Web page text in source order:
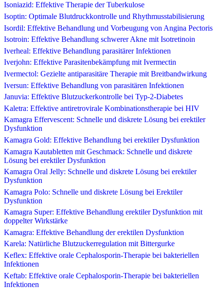
Isoniazid: Effektive Therapie der Tuberkulose
Isoptin: Optimale Blutdruckkontrolle und Rhythmusstabilisierung
Isordil: Effektive Behandlung und Vorbeugung von Angina Pectoris
Isotroin: Effektive Behandlung schwerer Akne mit Isotretinoin
Iverheal: Effektive Behandlung parasitärer Infektionen
Iverjohn: Effektive Parasitenbekämpfung mit Ivermectin
Ivermectol: Gezielte antiparasitäre Therapie mit Breitbandwirkung
Iversun: Effektive Behandlung von parasitären Infektionen
Januvia: Effektive Blutzuckerkontrolle bei Typ-2-Diabetes
Kaletra: Effektive antiretrovirale Kombinationstherapie bei HIV
Kamagra Effervescent: Schnelle und diskrete Lösung bei erektiler
Dysfunktion
Kamagra Gold: Effektive Behandlung bei erektiler Dysfunktion
Kamagra Kautabletten mit Geschmack: Schnelle und diskrete
Lösung bei erektiler Dysfunktion
Kamagra Oral Jelly: Schnelle und diskrete Lösung bei erektiler
Dysfunktion
Kamagra Polo: Schnelle und diskrete Lösung bei Erektiler
Dysfunktion
Kamagra Super: Effektive Behandlung erektiler Dysfunktion mit
doppelter Wirkstärke
Kamagra: Effektive Behandlung der erektilen Dysfunktion
Karela: Natürliche Blutzuckerregulation mit Bittergurke
Keflex: Effektive orale Cephalosporin-Therapie bei bakteriellen
Infektionen
Keftab: Effektive orale Cephalosporin-Therapie bei bakteriellen
Infektionen